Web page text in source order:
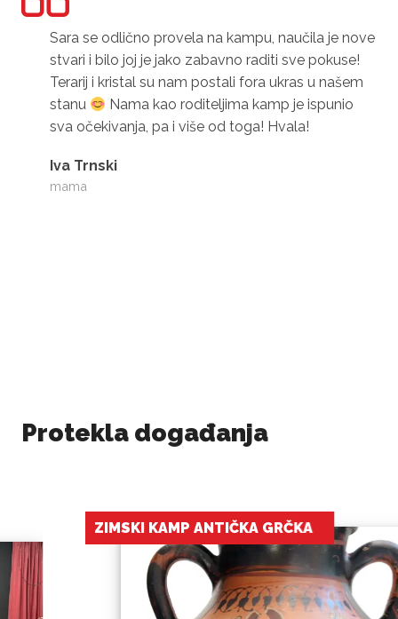
Sara se odlično provela na kampu, naučila je nove
stvari i bilo joj je jako zabavno raditi sve pokuse!
Terarij i kristal su nam postali fora ukras u našem
stanu
Nama kao roditeljima kamp je ispunio
sva očekivanja, pa i više od toga! Hvala!
Iva Trnski
mama
Protekla događanja
GRČKA
LJETNI KAMP
„STARI